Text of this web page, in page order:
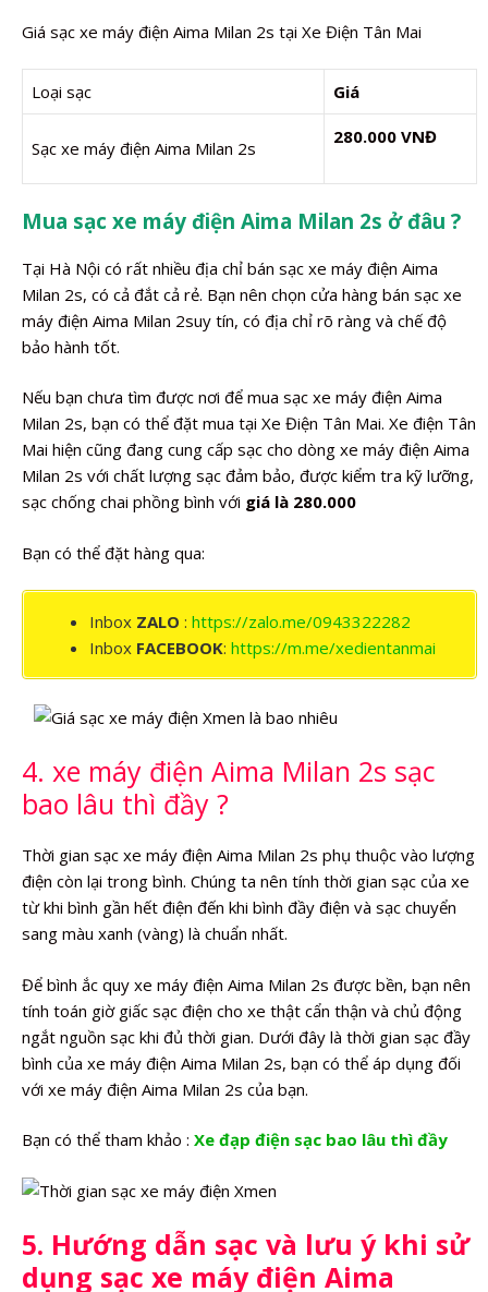
Giá sạc xe máy điện Aima Milan 2s tại Xe Điện Tân Mai
Loại sạc Giá
Sạc xe máy điện Aima Milan 2s
280.000 VNĐ
Mua sạc xe máy điện Aima Milan 2s ở đâu ?
Tại Hà Nội có rất nhiều địa chỉ bán sạc xe máy điện Aima
Milan 2s, có cả đắt cả rẻ. Bạn nên chọn cửa hàng bán sạc xe
máy điện Aima Milan 2suy tín, có địa chỉ rõ ràng và chế độ
bảo hành tốt.
Nếu bạn chưa tìm được nơi để mua sạc xe máy điện Aima
Milan 2s, bạn có thể đặt mua tại Xe Điện Tân Mai. Xe điện Tân
Mai hiện cũng đang cung cấp sạc cho dòng xe máy điện Aima
Milan 2s với chất lượng sạc đảm bảo, được kiểm tra kỹ lưỡng,
sạc chống chai phồng bình với giá là 280.000
Bạn có thể đặt hàng qua:
Inbox ZALO : https://zalo.me/0943322282
Inbox FACEBOOK: https://m.me/xedientanmai
4. xe máy điện Aima Milan 2s sạc
bao lâu thì đầy ?
Thời gian sạc xe máy điện Aima Milan 2s phụ thuộc vào lượng
điện còn lại trong bình. Chúng ta nên tính thời gian sạc của xe
từ khi bình gần hết điện đến khi bình đầy điện và sạc chuyển
sang màu xanh (vàng) là chuẩn nhất.
Để bình ắc quy xe máy điện Aima Milan 2s được bền, bạn nên
tính toán giờ giấc sạc điện cho xe thật cẩn thận và chủ động
ngắt nguồn sạc khi đủ thời gian. Dưới đây là thời gian sạc đầy
bình của xe máy điện Aima Milan 2s, bạn có thể áp dụng đối
với xe máy điện Aima Milan 2s của bạn.
Bạn có thể tham khảo : Xe đạp điện sạc bao lâu thì đầy
5. Hướng dẫn sạc và lưu ý khi sử
dụng sạc xe máy điện Aima